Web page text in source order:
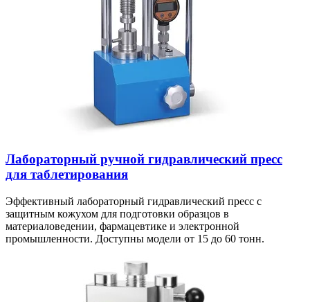
Лабораторный ручной гидравлический пресс
для таблетирования
Эффективный лабораторный гидравлический пресс с
защитным кожухом для подготовки образцов в
материаловедении, фармацевтике и электронной
промышленности. Доступны модели от 15 до 60 тонн.